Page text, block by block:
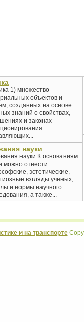
1) множество
объектов и
созданных на основе
знаний о свойствах,
и законах
науки
науки К основаниям
можно отнести
эстетические,
взгляды ученых,
и нормы научного
а также...
и на транспорте